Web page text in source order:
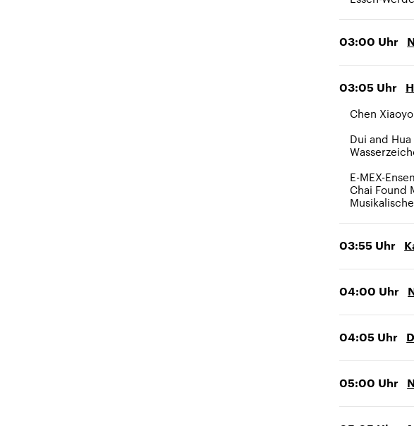
03:00 Uhr
03:05 Uhr
Chen
Dui and
E-MEX-
Chai Found
03:55 Uhr
04:00 Uhr
04:05 Uhr
05:00 Uhr